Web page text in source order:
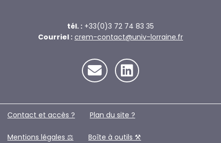
tél. : +33(0)3 72 74 83 35
Courriel : crem-contact@univ-lorraine.fr
Contact et accès ? Plan du site ?️
Mentions légales ⚖️ Boîte à outils ⚒️